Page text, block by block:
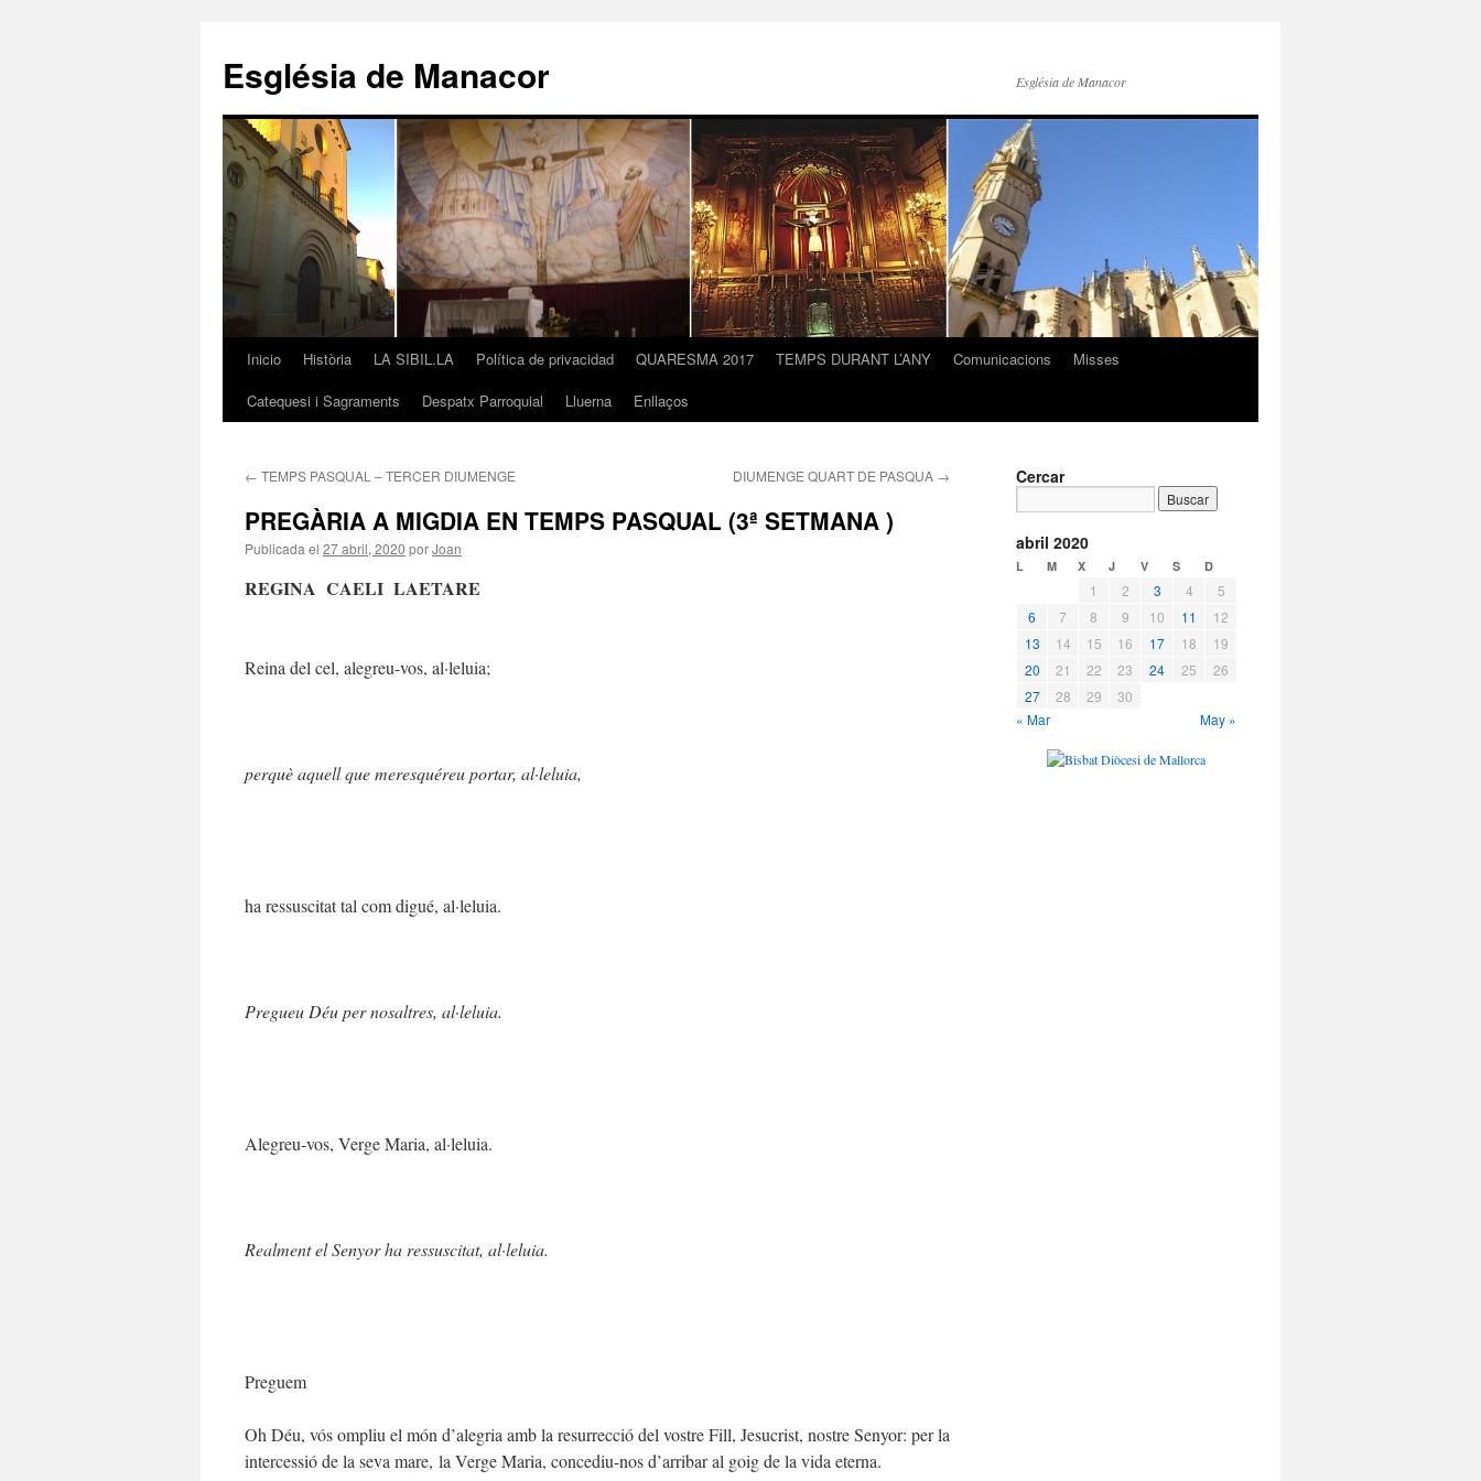
contenido
Església de Manacor Església de Manacor
Inicio Història LA SIBIL.LA Política de privacidad QUARESMA 2017 TEMPS DURANT L’ANY Comunicacions
Misses
Catequesi i Sagraments
Despatx Parroquial Lluerna Enllaços
← TEMPS PASQUAL – TERCER DIUMENGE DIUMENGE QUART DE PASQUA →
PREGÀRIA A MIGDIA EN TEMPS PASQUAL (3ª SETMANA )
Publicada el 27 abril, 2020 porJoan
REGINA CAELI LAETARE
Reina del cel, alegreu-vos, al·leluia;
perquè aquell que meresquéreu portar, al·leluia,
ha ressuscitat tal com digué, al·leluia.
Pregueu Déu per nosaltres, al·leluia.
Alegreu-vos, Verge Maria, al·leluia.
Realment el Senyor ha ressuscitat, al·leluia.
Preguem
Oh Déu, vós ompliu el món d’alegria amb la resurrecció del vostre Fill, Jesucrist, nostre Senyor: per la
intercessió de la seva mare, la Verge Maria, concediu-nos d’arribar al goig de la vida eterna.
Cercar
abril 2020
L M X J V S D
1 2 3 4
5
6
7 8 9 10 11
12
13
14 15 16 17 18
19
20
21 22 23 24 25
26
27
28 29
30
« Mar
May »